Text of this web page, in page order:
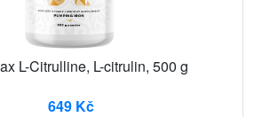
L-Citrulline, L-citrulin, 500 g
649 Kč